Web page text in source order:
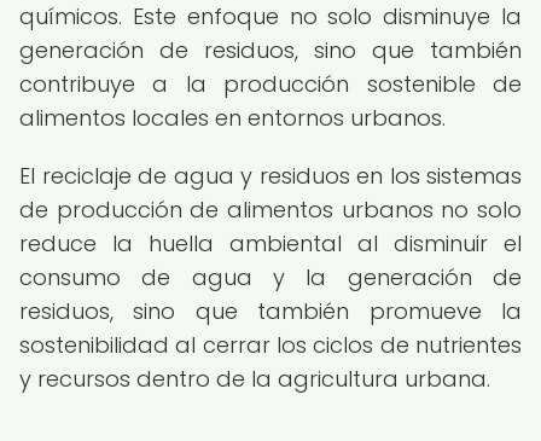
químicos. Este enfoque no solo disminuye la
generación de residuos, sino que también
contribuye a la producción sostenible de
alimentos locales en entornos urbanos.
El reciclaje de agua y residuos en los sistemas
de producción de alimentos urbanos no solo
reduce la huella ambiental al disminuir el
consumo de agua y la generación de
residuos, sino que también promueve la
sostenibilidad al cerrar los ciclos de nutrientes
y recursos dentro de la agricultura urbana.